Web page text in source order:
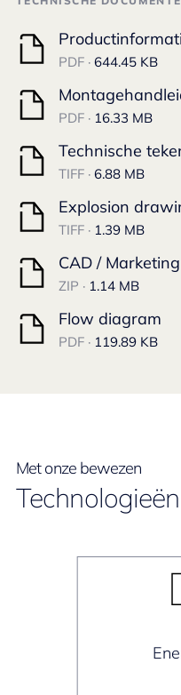
PDF · 644.45 KB
PDF · 16.33 MB
Technische
TIFF · 6.88 MB
Explosion
TIFF · 1.39 MB
CAD /
ZIP · 1.14 MB
Flow diagram
PDF · 119.89 KB
Met onze bewezen